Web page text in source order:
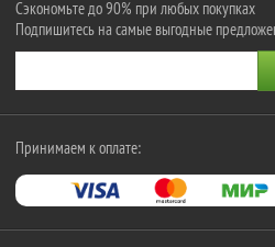
Сэкономьте до 90% при любых покупках
Подпишитесь на самые выгодные
Принимаем к оплате: